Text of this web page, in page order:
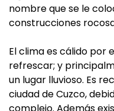
nombre que se le
construcciones
El clima es cálido por
refrescar; y
un lugar lluvioso. Es
ciudad de Cuzco,